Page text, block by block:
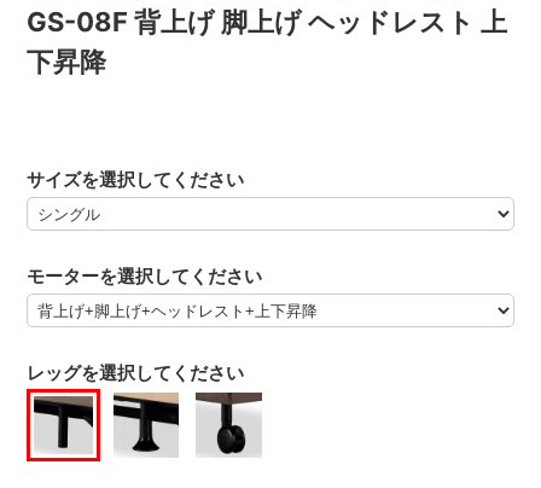
GS-08F 背上げ 脚上げ ヘッドレスト 上
下昇降
サイズを選択してください
モーターを選択してください
レッグを選択してください